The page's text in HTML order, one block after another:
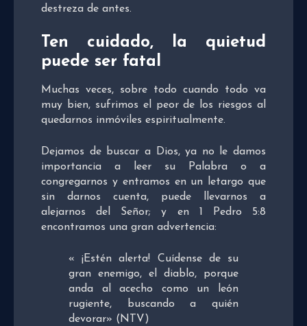
destreza de antes.
Ten cuidado, la quietud
puede ser fatal
Muchas veces, sobre todo cuando todo va
muy bien, sufrimos el peor de los riesgos al
quedarnos inmóviles espiritualmente.
Dejamos de buscar a Dios, ya no le damos
importancia a leer su Palabra o a
congregarnos y entramos en un letargo que
sin darnos cuenta, puede llevarnos a
alejarnos del Señor; y en 1 Pedro 5:8
encontramos una gran advertencia:
« ¡Estén alerta! Cuídense de su
gran enemigo, el diablo, porque
anda al acecho como un león
rugiente, buscando a quién
devorar» (NTV)